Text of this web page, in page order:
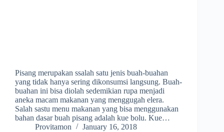
Pisang merupakan ssalah satu jenis buah-buahan
yang tidak hanya sering dikonsumsi langsung. Buah-
buahan ini bisa diolah sedemikian rupa menjadi
aneka macam makanan yang menggugah elera.
Salah sastu menu makanan yang bisa menggunakan
bahan dasar buah pisang adalah kue bolu. Kue…
Provitamon
January 16, 2018